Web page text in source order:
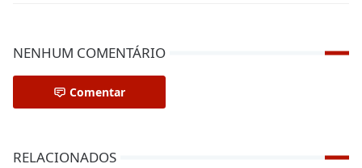
NENHUM COMENTÁRIO
Comentar
RELACIONADOS